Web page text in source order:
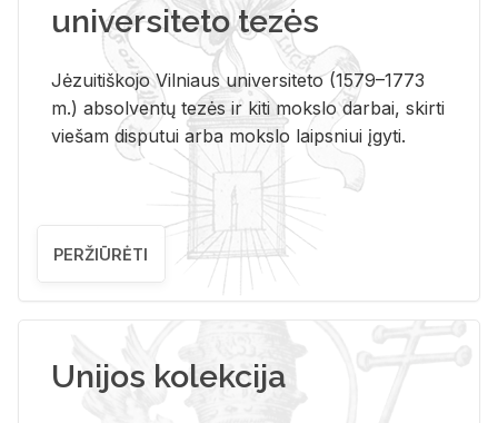
universiteto tezės
Jėzuitiškojo Vilniaus universiteto (1579–1773
m.) absolventų tezės ir kiti mokslo darbai, skirti
viešam disputui arba mokslo laipsniui įgyti.
PERŽIŪRĖTI
Unijos kolekcija